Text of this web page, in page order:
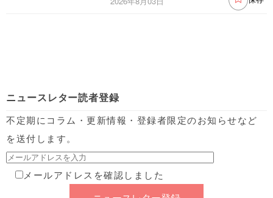
ニュースレター読者登録
不定期にコラム・更新情報・登録者限定のお知らせなど
を送付します。
メールアドレスを確認しました